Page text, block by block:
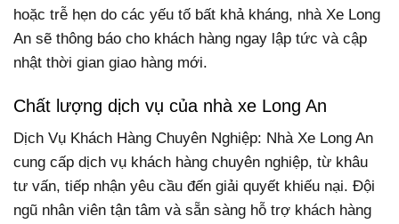
hoặc trễ hẹn do các yếu tố bất khả kháng, nhà Xe Long
An sẽ thông báo cho khách hàng ngay lập tức và cập
nhật thời gian giao hàng mới.
Chất lượng dịch vụ của nhà xe Long An
Dịch Vụ Khách Hàng Chuyên Nghiệp: Nhà Xe Long An
cung cấp dịch vụ khách hàng chuyên nghiệp, từ khâu
tư vấn, tiếp nhận yêu cầu đến giải quyết khiếu nại. Đội
ngũ nhân viên tận tâm và sẵn sàng hỗ trợ khách hàng